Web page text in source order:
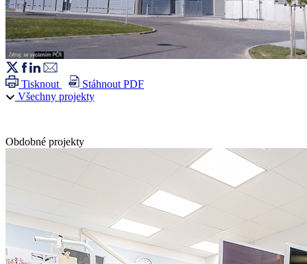
Tisknout
Stáhnout PDF
Všechny projekty
Obdobné projekty